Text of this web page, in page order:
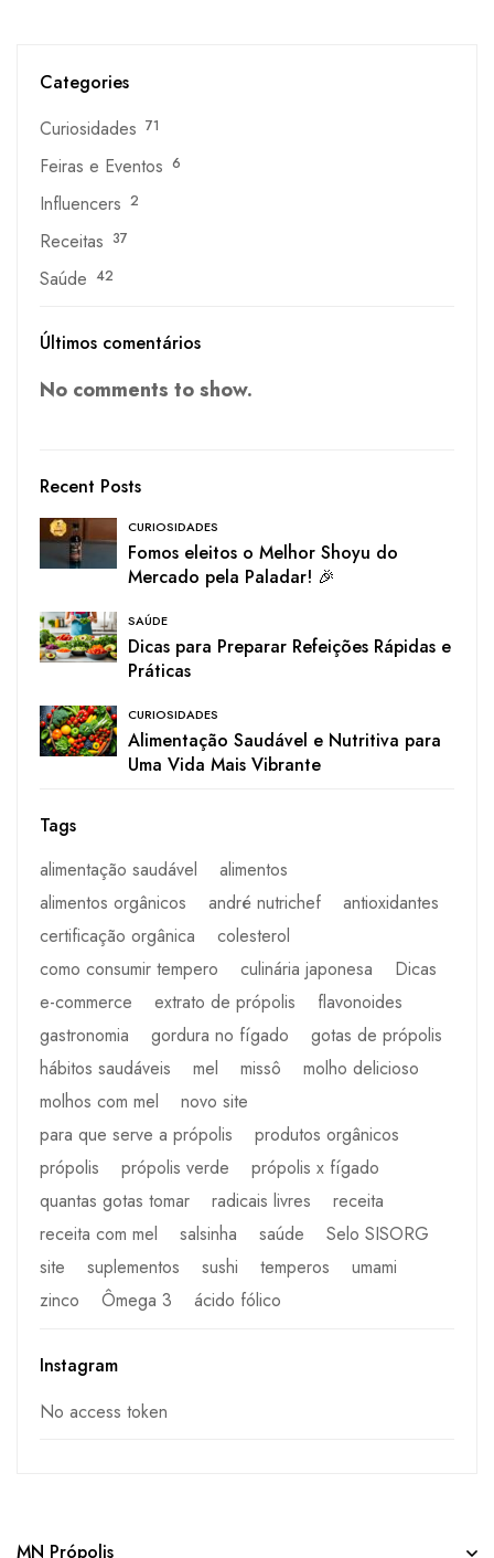
Categories
Curiosidades 71
Feiras e Eventos 6
Influencers 2
Receitas 37
Saúde 42
Últimos comentários
No comments to show.
Recent Posts
CURIOSIDADES
Fomos eleitos o Melhor Shoyu do
Mercado pela Paladar! 🎉
SAÚDE
Dicas para Preparar Refeições Rápidas e
Práticas
CURIOSIDADES
Alimentação Saudável e Nutritiva para
Uma Vida Mais Vibrante
Tags
alimentação saudável
alimentos
alimentos orgânicos
andré nutrichef
antioxidantes
certificação orgânica
colesterol
como consumir tempero
culinária japonesa
Dicas
e-commerce
extrato de própolis
flavonoides
gastronomia
gordura no fígado
gotas de própolis
hábitos saudáveis
mel missô
molho delicioso
molhos com mel
novo site
para que serve a própolis
produtos orgânicos
própolis
própolis verde
própolis x fígado
quantas gotas tomar
radicais livres
receita
receita com mel
salsinha saúde
Selo SISORG
site
suplementos sushi temperos
umami
zinco
Ômega 3 ácido fólico
Instagram
No access token
MN Própolis